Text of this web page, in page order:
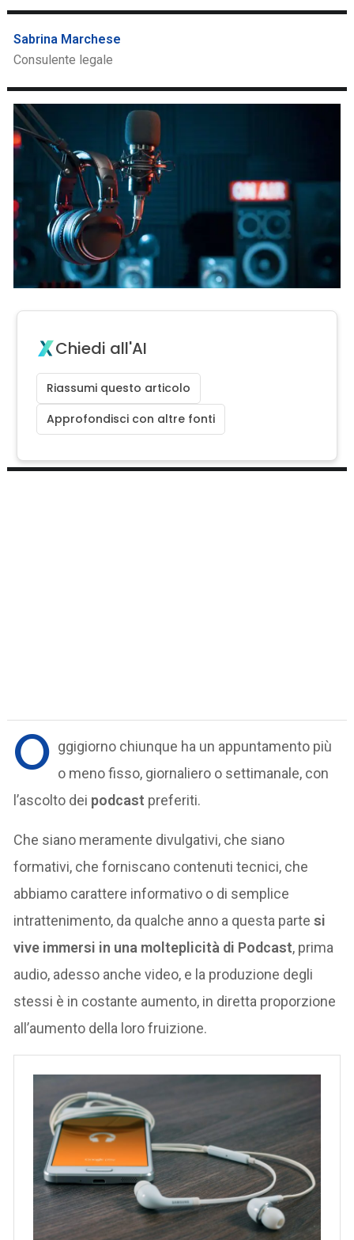
Sabrina Marchese
Consulente legale
Chiedi all'AI
Riassumi questo articolo
Approfondisci con altre fonti
O ggigiorno chiunque ha un appuntamento più
o meno fisso, giornaliero o settimanale, con
l’ascolto dei podcast preferiti.
Che siano meramente divulgativi, che siano
formativi, che forniscano contenuti tecnici, che
abbiamo carattere informativo o di semplice
intrattenimento, da qualche anno a questa partesi
vive immersi in una molteplicità di Podcast, prima
audio, adesso anche video, e la produzione degli
stessi è in costante aumento, in diretta proporzione
all’aumento della loro fruizione.